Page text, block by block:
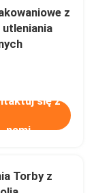
z
się z
nami
Torby z